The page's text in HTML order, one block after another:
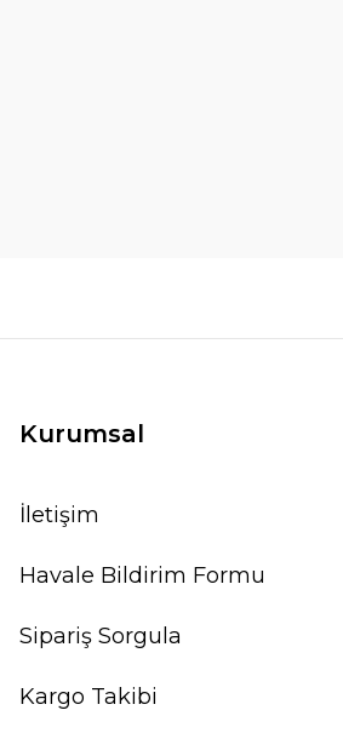
Kurumsal
İletişim
Havale Bildirim Formu
Sipariş Sorgula
Kargo Takibi